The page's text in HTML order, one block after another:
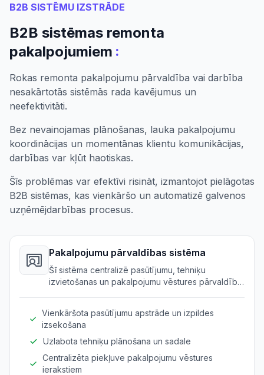
B2B SISTĒMU IZSTRĀDE
B2B sistēmas remonta
pakalpojumiem :
Rokas remonta pakalpojumu pārvaldība vai darbība
nesakārtotās sistēmās rada kavējumus un
neefektivitāti.
Bez nevainojamas plānošanas, lauka pakalpojumu
koordinācijas un momentānas klientu komunikācijas,
darbības var kļūt haotiskas.
Šīs problēmas var efektīvi risināt, izmantojot pielāgotas
B2B sistēmas, kas vienkāršo un automatizē galvenos
uzņēmējdarbības procesus.
Pakalpojumu pārvaldības sistēma
Šī sistēma centralizē pasūtījumu, tehniķu
izvietošanas un pakalpojumu vēstures pārvaldību
Vienkāršota pasūtījumu apstrāde un izpildes
izsekošana
Uzlabota tehniķu plānošana un sadale
Centralizēta piekļuve pakalpojumu vēstures
ierakstiem